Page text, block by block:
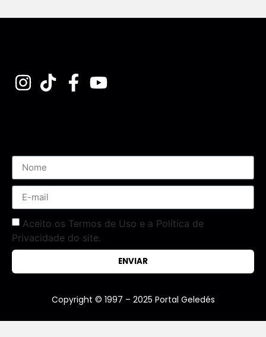
Aceito os Termos de Uso e a Política de
Privacidade do site.
ENVIAR
Copyright © 1997 – 2025 Portal Geledés